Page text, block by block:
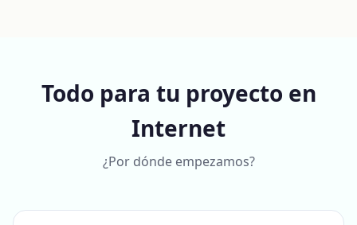
Todo para tu proyecto en
Internet
¿Por dónde empezamos?